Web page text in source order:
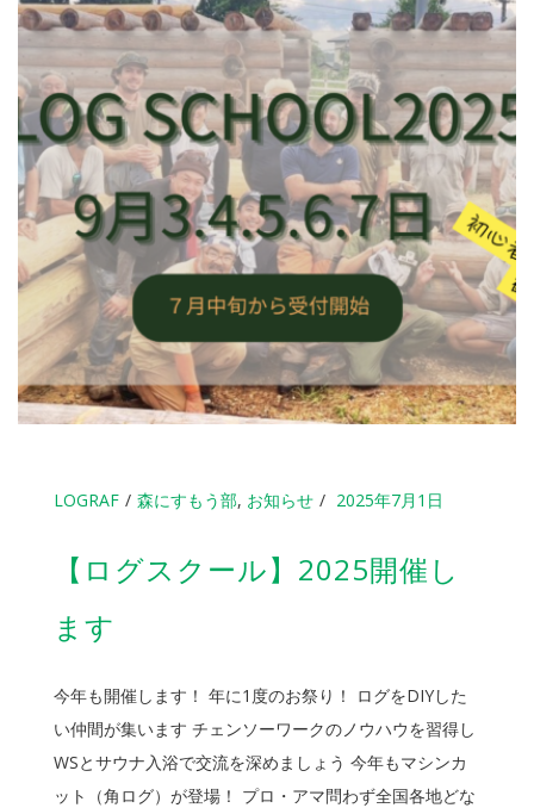
LOGRAF 森にすもう部, お知らせ 2025年7月1日
【ログスクール】2025開催し
ます
今年も開催します！ 年に1度のお祭り！ ログをDIYした
い仲間が集います チェンソーワークのノウハウを習得し
WSとサウナ入浴で交流を深めましょう 今年もマシンカ
ット（角ログ）が登場！ プロ・アマ問わず全国各地どな